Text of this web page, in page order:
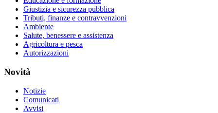
Giustizia e sicurezza pubblica
Tributi, finanze e contravvenzioni
Ambiente
Salute, benessere e assistenza
Agricoltura e pesca
Autorizzazioni
Novità
Notizie
Comunicati
Avvisi